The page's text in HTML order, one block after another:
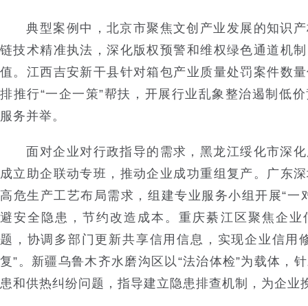
典型案例中，北京市聚焦文创产业发展的知识产
链技术精准执法，深化版权预警和维权绿色通道机
值。江西吉安新干县针对箱包产业质量处罚案件数
排推行“一企一策”帮扶，开展行业乱象整治遏制低
服务并举。
面对企业对行政指导的需求，黑龙江绥化市深化
成立助企联动专班，推动企业成功重组复产。广东
高危生产工艺布局需求，组建专业服务小组开展“一
避安全隐患，节约改造成本。重庆綦江区聚焦企业
题，协调多部门更新共享信用信息，实现企业信用
复”。新疆乌鲁木齐水磨沟区以“法治体检”为载体，
患和供热纠纷问题，指导建立隐患排查机制，为企业